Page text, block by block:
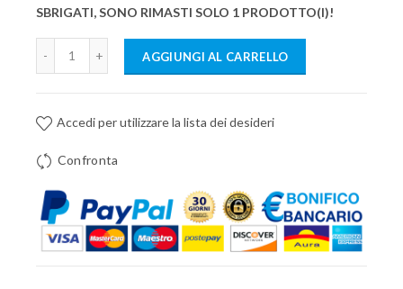
SBRIGATI, SONO RIMASTI SOLO 1 PRODOTTO(I)!
AGGIUNGI AL CARRELLO
Accedi per utilizzare la lista dei desideri
Confronta